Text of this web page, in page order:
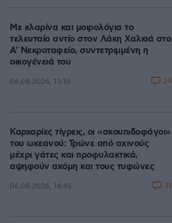
Με κλαρίνα και μοιρολόγια το
τελευταίο αντίο στον Λάκη Χαλκιά στο
A' Νεκροταφείο, συντετριμμένη η
οικογένειά του
06.08.2026, 13:10 24
Καρχαρίες τίγρεις, οι «σκουπιδοφάγοι»
του ωκεανού: Τρώνε από αχινούς
μέχρι γάτες και προφυλακτικά,
αψηφούν ακόμη και τους τυφώνες
06.08.2026, 14:45 31